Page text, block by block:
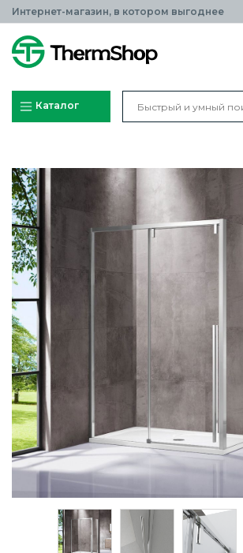
Интернет-магазин, в котором выгоднее
Каталог